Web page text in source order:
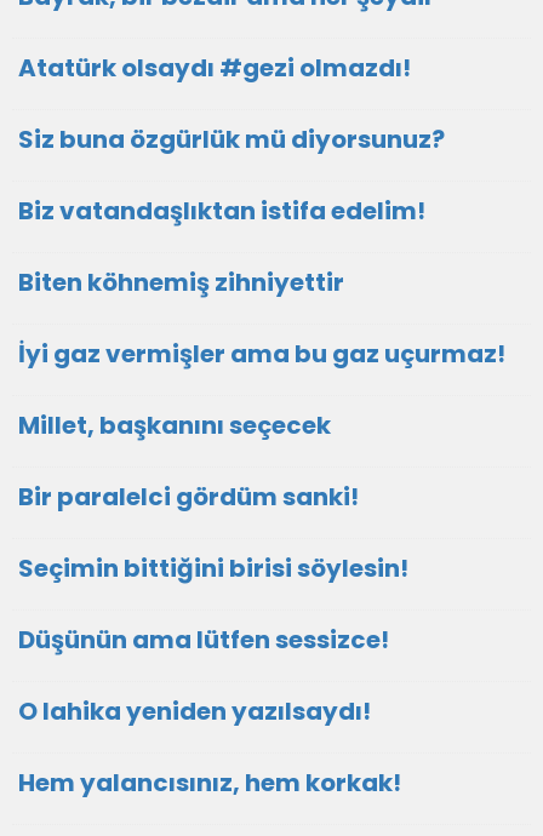
Atatürk olsaydı #gezi olmazdı!
Siz buna özgürlük mü diyorsunuz?
Biz vatandaşlıktan istifa edelim!
Biten köhnemiş zihniyettir
İyi gaz vermişler ama bu gaz uçurmaz!
Millet, başkanını seçecek
Bir paralelci gördüm sanki!
Seçimin bittiğini birisi söylesin!
Düşünün ama lütfen sessizce!
O lahika yeniden yazılsaydı!
Hem yalancısınız, hem korkak!